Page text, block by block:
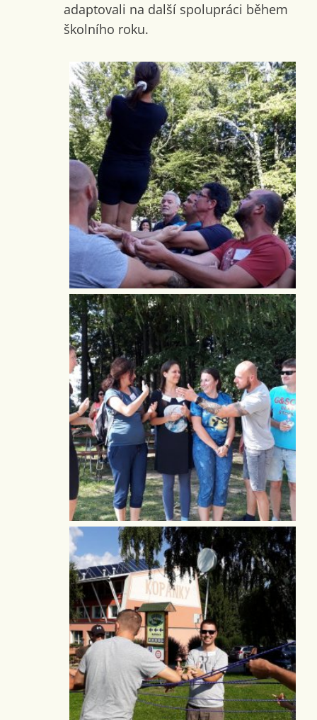
adaptovali na další spolupráci během
školního roku.